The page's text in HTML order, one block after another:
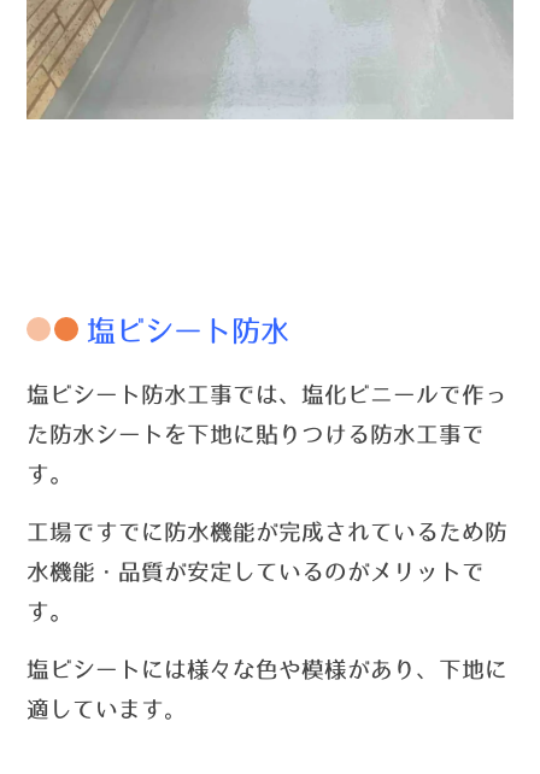
塩ビシート防水
塩ビシート防水工事では、塩化ビニールで作っ
た防水シートを下地に貼りつける防水工事で
す。
工場ですでに防水機能が完成されているため防
水機能・品質が安定しているのがメリットで
す。
塩ビシートには様々な色や模様があり、下地に
適しています。